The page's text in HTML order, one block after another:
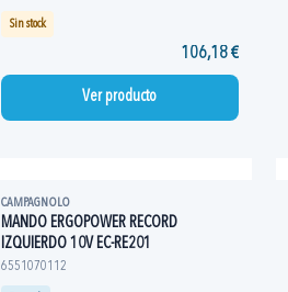
Sin stock
106,18 €
Ver producto
CAMPAGNOLO
MANDO ERGOPOWER RECORD
IZQUIERDO 10V EC-RE201
6551070112